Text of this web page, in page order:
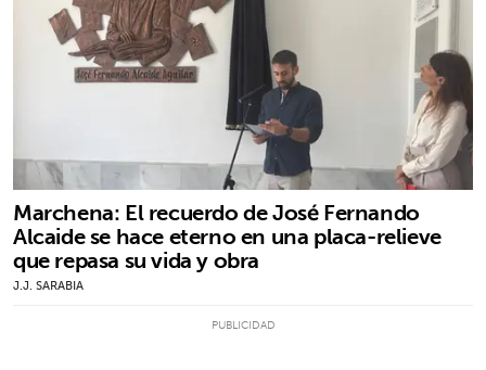
Marchena: El recuerdo de José Fernando
Alcaide se hace eterno en una placa-relieve
que repasa su vida y obra
J.J. SARABIA